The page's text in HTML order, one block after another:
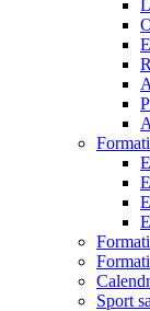
Sport